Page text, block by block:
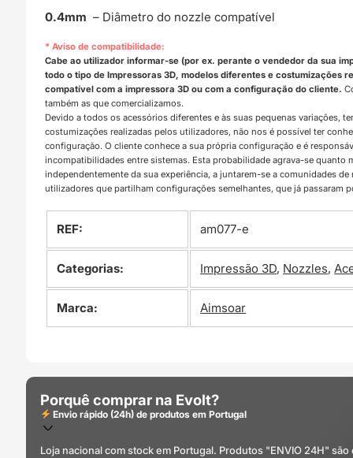
0.4mm – Diâmetro do nozzle compatível
* Aviso de compatibilidade:
Cabe ao utilizador informar-se (por ex. perante o vendedor da sua
todo o tipo de Impressoras 3D, modelos diferentes e costumizações
compatível com a impressora 3D ou com a configuração do cliente.
também as que comercializamos.
Devido a todos os acessórios diferentes e às suas pequenas variações,
costumizações realizadas pelos utilizadores, não nos é possível ter
configuração. O cliente conhece a sua própria configuração e é
incompatibilidades entre sistemas. Esta probabilidade agrava-se
independentemente da sua experiência, a juntarem-se a comunidades
utilizadores que partilham configurações semelhantes, que já passaram
REF: am077-e
Categorias: Impressão 3D, Nozzles,
Marca: Aimsoar
Porquê comprar na Evolt?
Envio rápido (24h) de produtos em Portugal
Loja nacional com stock em Portugal. Produtos "ENVIO 24H"